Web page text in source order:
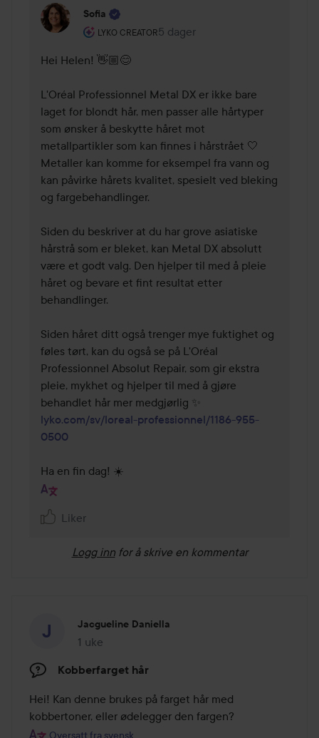
Sofia
LYKO CREATOR
Brukerens rolle: Lyko Creator.
5 dager
Kommentaren lades 5 dager
Hei Helen! 👋🏼😊
L'Oréal Professionnel Metal DX er ikke bare
laget for blondt hår, men passer alle hårtyper
som ønsker å beskytte håret mot
metallpartikler som kan finnes i hårstrået 🤍
Metaller kan komme for eksempel fra vann og
kan påvirke hårets kvalitet, spesielt ved bleking
og fargebehandlinger.
Siden du beskriver at du har grove asiatiske
hårstrå som er bleket, kan Metal DX absolutt
være et godt valg. Den hjelper til med å pleie
håret og bevare et fint resultat etter
behandlinger.
Siden håret ditt også trenger mye fuktighet og
føles tørt, kan du også se på L'Oréal
Professionnel Absolut Repair, som gir ekstra
pleie, mykhet og hjelper til med å gjøre
lyko.com/sv/loreal-professionnel/1186-955-
0500
Ha en fin dag! ☀️
Liker
Logg inn for å skrive en kommentar
Jacgueline Daniella
1 uke
Innlegget ble opprettet 1 uke
Kobberfarget hår
Hei! Kan denne brukes på farget hår med
kobbertoner, eller ødelegger den fargen?
Oversatt fra svensk